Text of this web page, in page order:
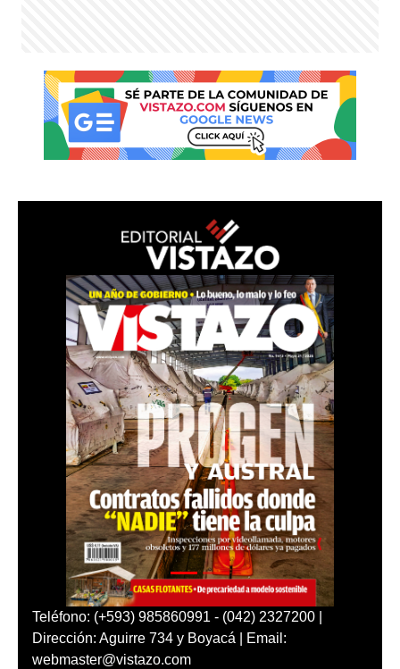
Teléfono: (+593) 985860991 - (042) 2327200 |
Dirección: Aguirre 734 y Boyacá | Email:
webmaster@vistazo.com